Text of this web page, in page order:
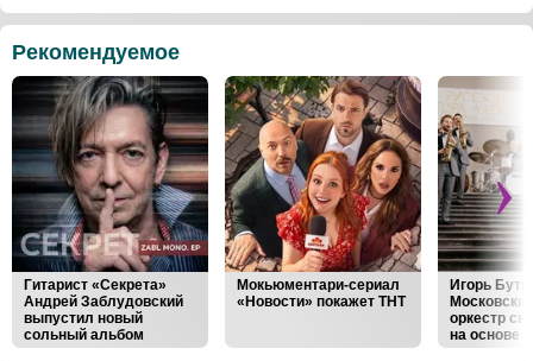
Рекомендуемое
Гитарист «Секрета»
Андрей Заблудовский
выпустил новый
сольный альбом
Мокьюментари-сериал
«Новости» покажет ТНТ
Игорь
оркестр
на основе
Виктора